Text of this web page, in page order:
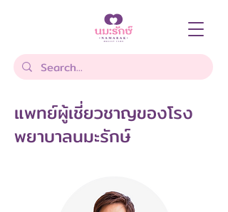
แพทย์ผู้เชี่ยวชาญของโรง
พยาบาลนมะรักษ์